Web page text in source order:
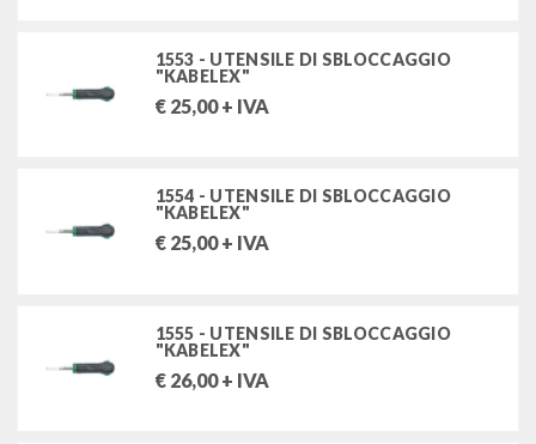
STAHLWILLE UTENSILI SRL
1553 - UTENSILE DI SBLOCCAGGIO
"KABELEX"
€ 25,00+ IVA
1554 - UTENSILE DI SBLOCCAGGIO
"KABELEX"
€ 25,00+ IVA
1555 - UTENSILE DI SBLOCCAGGIO
"KABELEX"
€ 26,00+ IVA